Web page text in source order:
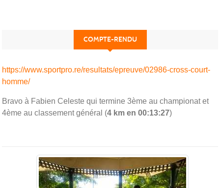
COMPTE-RENDU
https://www.sportpro.re/resultats/epreuve/02986-cross-court-
homme/
Bravo à Fabien Celeste qui termine 3ème au championat et
4ème au classement général (4 km en 00:13:27)